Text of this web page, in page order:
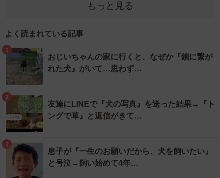
もっと見る
よく読まれている記事
1
おじいちゃんの家に行くと、なぜか『鎖に繋が
れた犬』がいて…思わず…
2
友達にLINEで『犬の写真』を送った結果→『ト
ングで草』と返信がきて…
3
息子が『一生のお願いだから、犬を飼いたい』
と号泣→飼い始めて4年…